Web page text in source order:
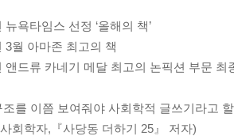
자신의 동네를 궁핍과 부덕이 넘치고 ‘
뉴욕타임스 선정 ‘올해의 책’
3월 아마존 최고의 책
앤드류 카네기 메달 최고의 논픽션 부문 최
조를 이쯤 보여줘야 사회학적 글쓰기라고
회학자,『사당동 더하기 25』 저자)